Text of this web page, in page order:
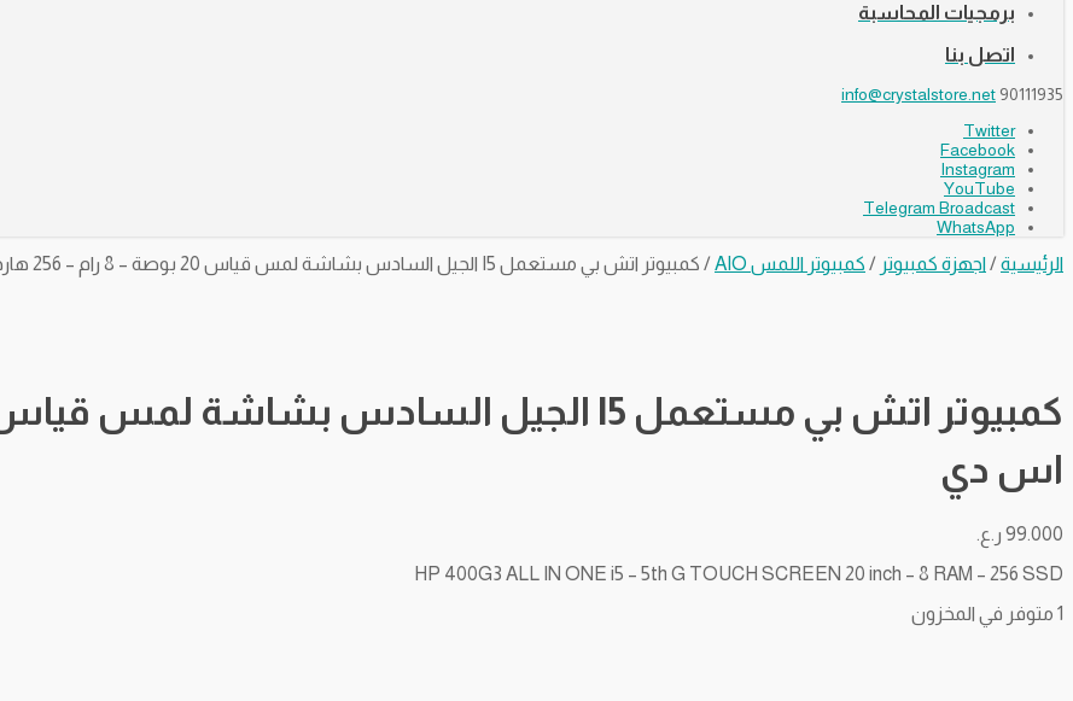
برمجيات المحاسبة
اتصل بنا
90111935
info@crystalstore.net
Twitter
Facebook
Instagram
YouTube
Telegram Broadcast
WhatsApp
الرئيسية/اجهزة كمبيوتر / كمبيوتر اللمس AIO / كمبيوتر اتش بي مستعمل I5 الجيل السادس بشاشة لمس قياس 20 بوصة – 8 رام – 256 هارد اس اس دي
اس دي
99.000 ر.ع.
HP 400G3 ALL IN ONE i5 – 5th G TOUCH SCREEN 20 inch – 8 RAM – 256 SSD
1 متوفر في المخزون